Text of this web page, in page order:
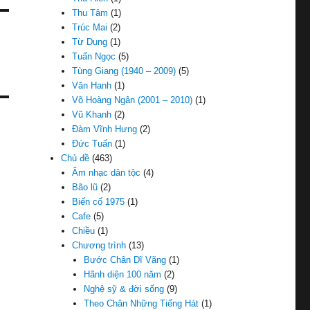
Thu Tâm (1)
Trúc Mai (2)
Từ Dung (1)
Tuấn Ngọc (5)
Tùng Giang (1940 – 2009) (5)
Văn Hanh (1)
Võ Hoàng Ngân (2001 – 2010) (1)
Vũ Khanh (2)
Đàm Vĩnh Hưng (2)
Đức Tuấn (1)
Chủ đề (463)
Âm nhạc dân tộc (4)
Bão lũ (2)
Biến cố 1975 (1)
Cafe (5)
Chiều (1)
Chương trình (13)
Bước Chân Dĩ Vãng(1)
Hãnh diện 100 năm (2)
Nghệ sỹ & đời sống(9)
Theo Chân Những Tiếng Hát(1)